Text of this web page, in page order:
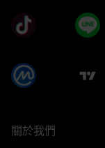
手續費的合約
• 用戶必須向
• 用戶不能同
Launchpad
關於我們